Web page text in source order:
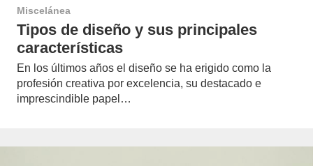
Miscelánea
Tipos de diseño y sus principales
características
En los últimos años el diseño se ha erigido como la
profesión creativa por excelencia, su destacado e
imprescindible papel…